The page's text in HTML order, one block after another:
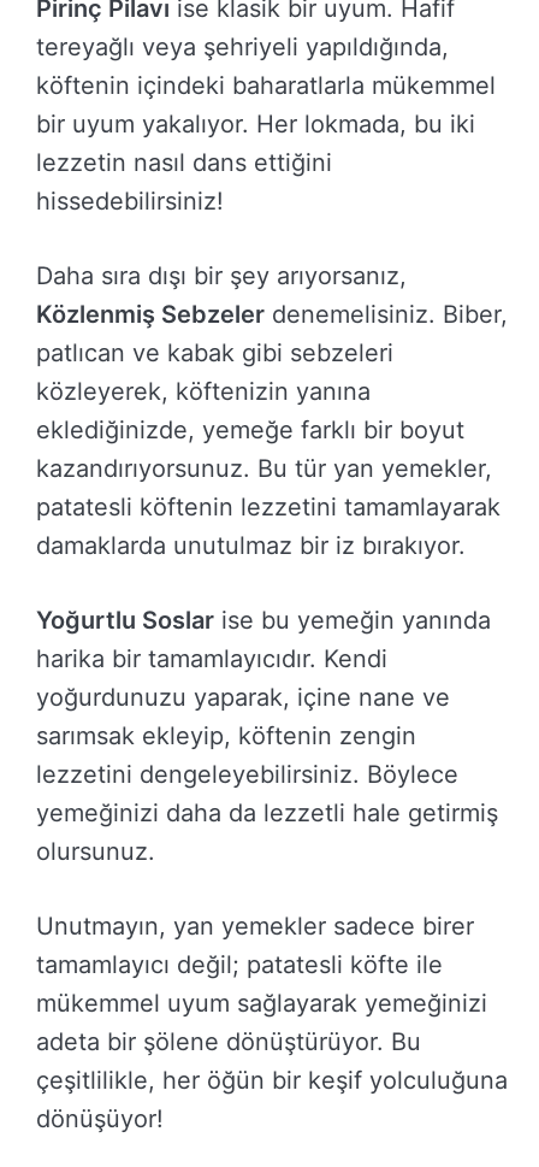
Pirinç Pilavı ise klasik bir uyum. Hafif
tereyağlı veya şehriyeli yapıldığında,
köftenin içindeki baharatlarla mükemmel
bir uyum yakalıyor. Her lokmada, bu iki
lezzetin nasıl dans ettiğini
hissedebilirsiniz!
Daha sıra dışı bir şey arıyorsanız,
Közlenmiş Sebzeler denemelisiniz. Biber,
patlıcan ve kabak gibi sebzeleri
közleyerek, köftenizin yanına
eklediğinizde, yemeğe farklı bir boyut
kazandırıyorsunuz. Bu tür yan yemekler,
patatesli köftenin lezzetini tamamlayarak
damaklarda unutulmaz bir iz bırakıyor.
Yoğurtlu Soslar ise bu yemeğin yanında
harika bir tamamlayıcıdır. Kendi
yoğurdunuzu yaparak, içine nane ve
sarımsak ekleyip, köftenin zengin
lezzetini dengeleyebilirsiniz. Böylece
yemeğinizi daha da lezzetli hale getirmiş
olursunuz.
Unutmayın, yan yemekler sadece birer
tamamlayıcı değil; patatesli köfte ile
mükemmel uyum sağlayarak yemeğinizi
adeta bir şölene dönüştürüyor. Bu
çeşitlilikle, her öğün bir keşif yolculuğuna
dönüşüyor!